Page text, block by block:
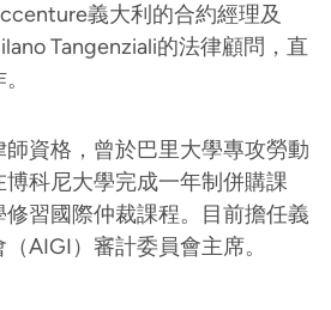
義大利的合約經理及
Tangenziali的法律顧問，直
資格，曾於巴里大學專攻勞動
科尼大學完成一年制併購課
習國際仲裁課程。目前擔任義
AIGI）審計委員會主席。